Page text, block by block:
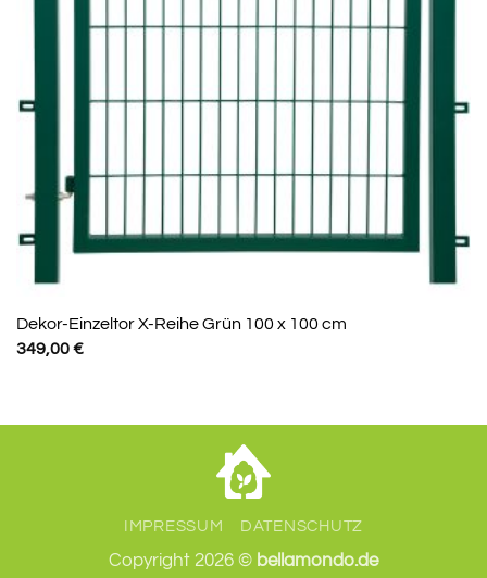
Dekor-Einzeltor X-Reihe Grün 100 x 100 cm
349,00€
IMPRESSUM DATENSCHUTZ
Copyright 2026 © bellamondo.de